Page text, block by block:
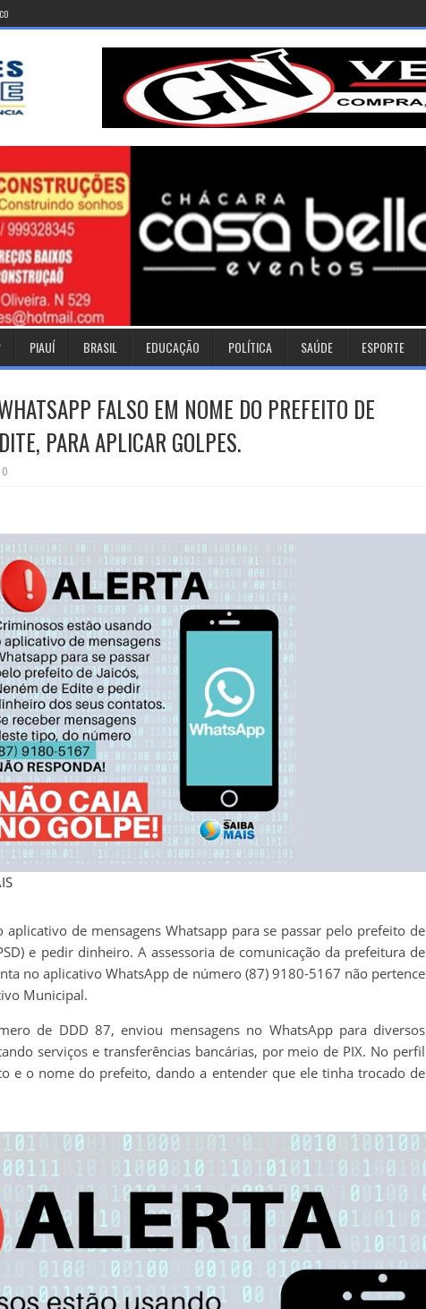
PIAUÍ BRASIL EDUCAÇÃO POLÍTICA SAÚDE ESPORTE
FALSO EM NOME DO PREFEITO DE
PARA APLICAR GOLPES.
0
aplicativo de mensagens Whatsapp para se passar pelo prefeito de
e pedir dinheiro. A assessoria de comunicação da prefeitura de
no aplicativo WhatsApp de número (87) 9180-5167 não pertence
Municipal.
de DDD 87, enviou mensagens no WhatsApp para diversos
serviços e transferências bancárias, por meio de PIX. No perfil
e o nome do prefeito, dando a entender que ele tinha trocado de